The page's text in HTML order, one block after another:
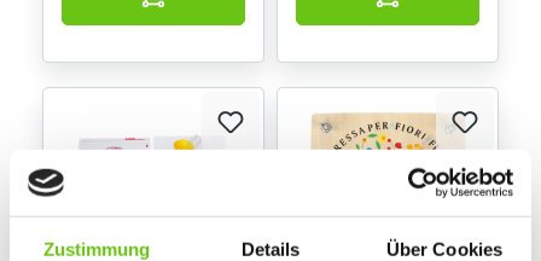
Zustimmung Details Über Cookies